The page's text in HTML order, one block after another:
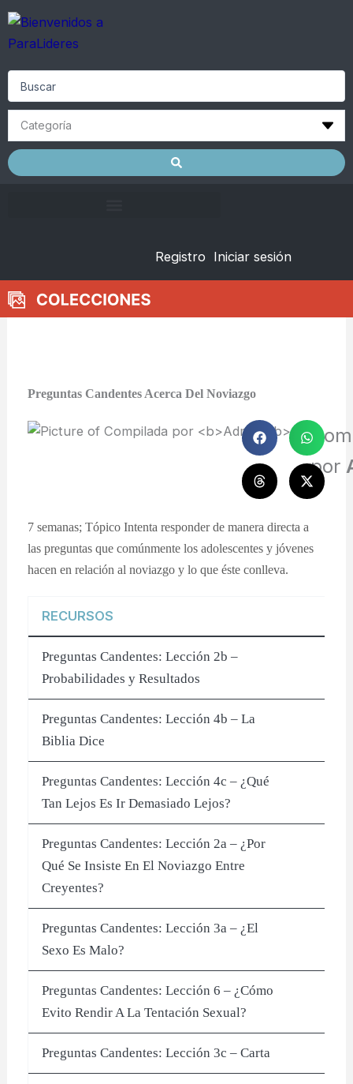
Skip
content
Registro Iniciar sesión
Preguntas Candentes Acerca Del Noviazgo
por
7 semanas; Tópico Intenta responder de manera directa a
las preguntas que comúnmente los adolescentes y jóvenes
hacen en relación al noviazgo y lo que éste conlleva.
RECURSOS
Preguntas Candentes: Lección 2b –
Probabilidades y Resultados
Preguntas Candentes: Lección 4b – La
Biblia Dice
Preguntas Candentes: Lección 4c – ¿Qué
Tan Lejos Es Ir Demasiado Lejos?
Preguntas Candentes: Lección 2a – ¿Por
Qué Se Insiste En El Noviazgo Entre
Creyentes?
Preguntas Candentes: Lección 3a – ¿El
Sexo Es Malo?
Preguntas Candentes: Lección 6 – ¿Cómo
Evito Rendir A La Tentación Sexual?
Preguntas Candentes: Lección 3c – Carta